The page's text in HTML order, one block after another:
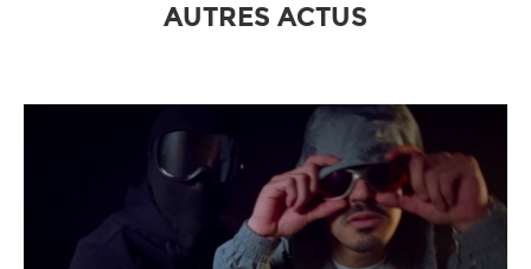
AUTRES ACTUS